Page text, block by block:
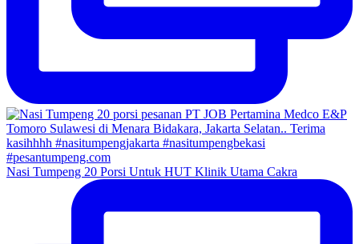
Nasi Tumpeng 20 Porsi Untuk HUT Klinik Utama Cakra